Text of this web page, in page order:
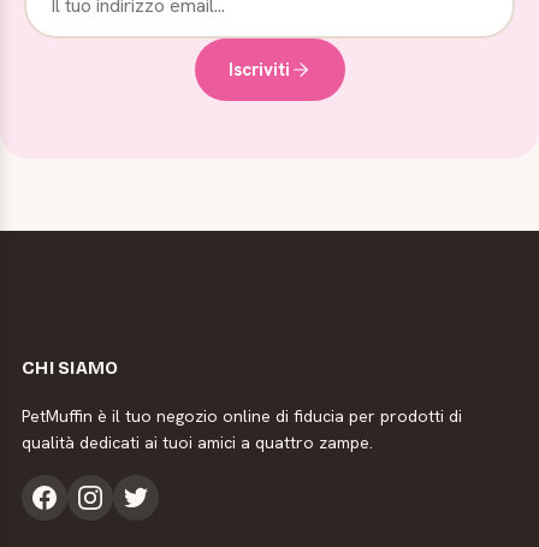
Iscriviti
CHI SIAMO
PetMuffin è il tuo negozio online di fiducia per prodotti di
qualità dedicati ai tuoi amici a quattro zampe.